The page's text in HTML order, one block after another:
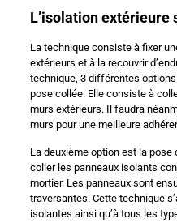
L’isolation extérieure
La technique consiste à fixer
extérieurs et à la recouvrir
technique, 3 différentes
pose collée. Elle consiste à
murs extérieurs. Il faudra
murs pour une meilleure
La deuxième option est la
coller les panneaux isolants
mortier. Les panneaux sont
traversantes. Cette technique
isolantes ainsi qu’à tous les